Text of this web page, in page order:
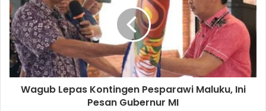
Wagub Lepas Kontingen Pesparawi Maluku, Ini
Pesan Gubernur MI